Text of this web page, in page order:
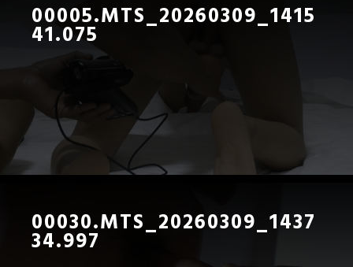
00005.MTS_20260309_1415
41.075
00030.MTS_20260309_1437
34.997